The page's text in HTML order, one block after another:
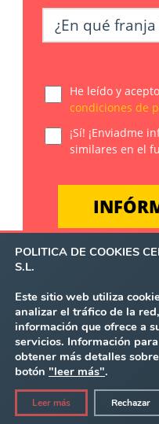
He leído y
condiciones de
¡Sí! ¡Enviadme
similares en el
QUIERO + INFO
SOLICITA INFORMACIÓN
AVISO LEGAL
POLITICA DE COOKIES
S.L.
Este sitio web utiliza
analizar el tráfico de la
información que ofrece a
servicios. Información
obtener más detalles
botón "leer más".
Rechazar
Leer más